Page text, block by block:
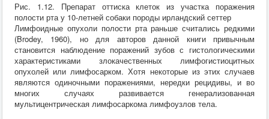
Рис. 1.12. Препарат оттиска клеток из участка поражения
полости рта у 10-летней собаки породы ирландский сеттер
Лимфоидные опухоли полости рта раньше считались редкими
(Brodey, 1960), но для авторов данной книги привычным
становится наблюдение поражений зубов с гистологическими
характеристиками злокачественных лимфогистиоцитных
опухолей или лимфосарком. Хотя некоторые из этих случаев
являются одиночными поражениями, нередки рецидивы, и во
многих случаях развивается генерализованная
мультицентрическая лимфосаркома лимфоузлов тела.